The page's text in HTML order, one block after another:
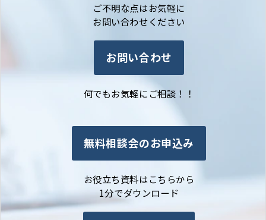
ご不明な点はお気軽に
お問い合わせください
お問い合わせ
何でもお気軽にご相談！！
無料相談会のお申込み
お役立ち資料はこちらから
1分でダウンロード